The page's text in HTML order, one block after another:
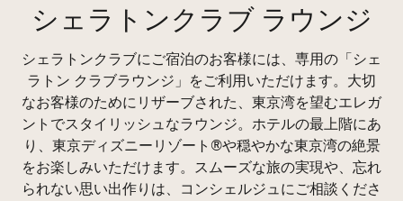
シェラトンクラブ ラウンジ
シェラトンクラブにご宿泊のお客様には、専用の「シェ
ラトン クラブラウンジ」をご利用いただけます。大切
なお客様のためにリザーブされた、東京湾を望むエレガ
ントでスタイリッシュなラウンジ。ホテルの最上階にあ
り、東京ディズニーリゾート®や穏やかな東京湾の絶景
をお楽しみいただけます。スムーズな旅の実現や、忘れ
られない思い出作りは、コンシェルジュにご相談くださ